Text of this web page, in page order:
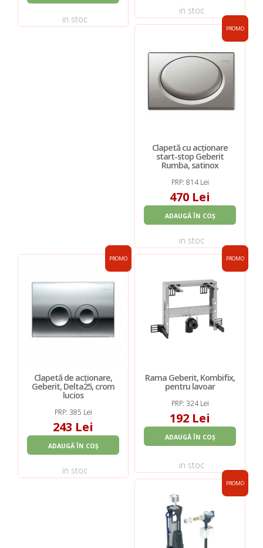
in stoc
in stoc
PROMO
Clapetă cu acționare
start-stop Geberit
Rumba, satinox
PRP: 814 Lei
470 Lei
ADAUGĂ ÎN COȘ
in stoc
PROMO
Clapetă de acționare,
Geberit, Delta25, crom
lucios
PRP: 385 Lei
243 Lei
ADAUGĂ ÎN COȘ
in stoc
PROMO
Rama Geberit, Kombifix,
pentru lavoar
PRP: 324 Lei
192 Lei
ADAUGĂ ÎN COȘ
in stoc
PROMO